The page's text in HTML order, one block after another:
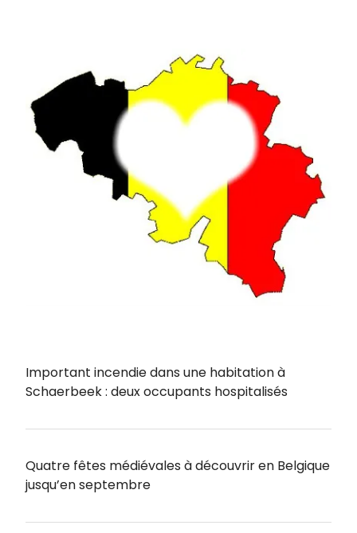
Important incendie dans une habitation à
Schaerbeek : deux occupants hospitalisés
Quatre fêtes médiévales à découvrir en Belgique
jusqu’en septembre